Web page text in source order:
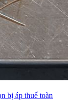
bị áp thuế toàn